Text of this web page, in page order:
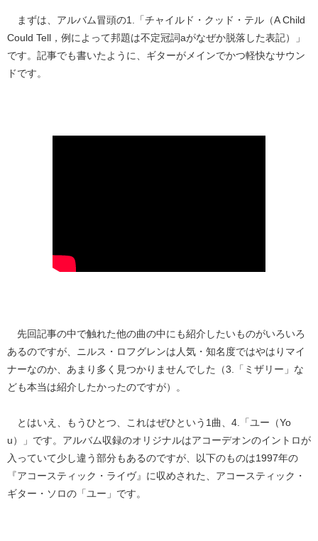
まずは、アルバム冒頭の1.「チャイルド・クッド・テル（A Child
Could Tell，例によって邦題は不定冠詞aがなぜか脱落した表記）」
です。記事でも書いたように、ギターがメインでかつ軽快なサウン
ドです。
先回記事の中で触れた他の曲の中にも紹介したいものがいろいろ
あるのですが、ニルス・ロフグレンは人気・知名度ではやはりマイ
ナーなのか、あまり多く見つかりませんでした（3.「ミザリー」な
ども本当は紹介したかったのですが）。
とはいえ、もうひとつ、これはぜひという1曲、4.「ユー（Yo
u）」です。アルバム収録のオリジナルはアコーデオンのイントロが
入っていて少し違う部分もあるのですが、以下のものは1997年の
『アコースティック・ライヴ』に収めされた、アコースティック・
ギター・ソロの「ユー」です。